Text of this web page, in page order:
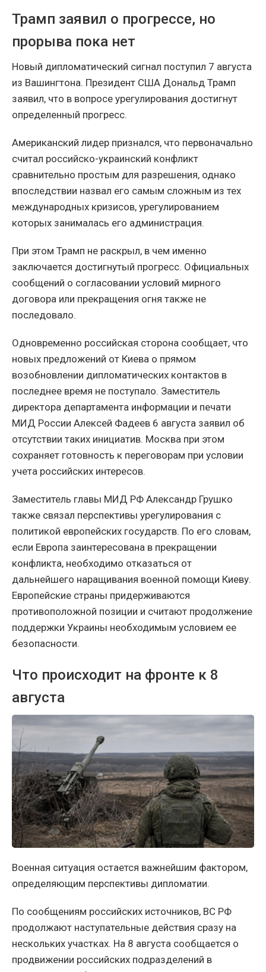
Трамп заявил о прогрессе, но
прорыва пока нет
Новый дипломатический сигнал поступил 7 августа
из Вашингтона. Президент США Дональд Трамп
заявил, что в вопросе урегулирования достигнут
определенный прогресс.
Американский лидер признался, что первоначально
считал российско-украинский конфликт
сравнительно простым для разрешения, однако
впоследствии назвал его самым сложным из тех
международных кризисов, урегулированием
которых занималась его администрация.
При этом Трамп не раскрыл, в чем именно
заключается достигнутый прогресс. Официальных
сообщений о согласовании условий мирного
договора или прекращения огня также не
последовало.
Одновременно российская сторона сообщает, что
новых предложений от Киева о прямом
возобновлении дипломатических контактов в
последнее время не поступало. Заместитель
директора департамента информации и печати
МИД России Алексей Фадеев 6 августа заявил об
отсутствии таких инициатив. Москва при этом
сохраняет готовность к переговорам при условии
учета российских интересов.
Заместитель главы МИД РФ Александр Грушко
также связал перспективы урегулирования с
политикой европейских государств. По его словам,
если Европа заинтересована в прекращении
конфликта, необходимо отказаться от
дальнейшего наращивания военной помощи Киеву.
Европейские страны придерживаются
противоположной позиции и считают продолжение
поддержки Украины необходимым условием ее
безопасности.
Что происходит на фронте к 8
августа
Военная ситуация остается важнейшим фактором,
определяющим перспективы дипломатии.
По сообщениям российских источников, ВС РФ
продолжают наступательные действия сразу на
нескольких участках. На 8 августа сообщается о
продвижении российских подразделений в